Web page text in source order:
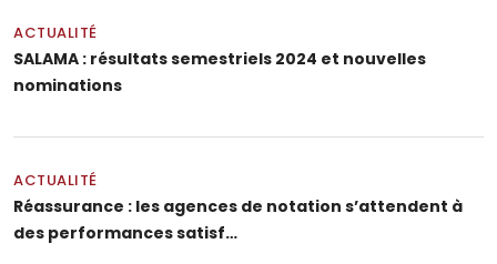
ACTUALITÉ
SALAMA : résultats semestriels 2024 et nouvelles
nominations
ACTUALITÉ
Réassurance : les agences de notation s’attendent à
des performances satisf…